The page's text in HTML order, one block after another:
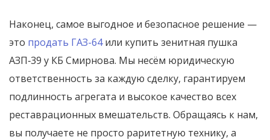
Наконец, самое выгодное и безопасное решение —
это продать ГАЗ-64или купить зенитная пушка
АЗП‑39 у КБ Смирнова. Мы несём юридическую
ответственность за каждую сделку, гарантируем
подлинность агрегата и высокое качество всех
реставрационных вмешательств. Обращаясь к нам,
вы получаете не просто раритетную технику, а